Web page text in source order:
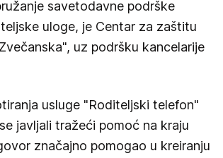
savetodavne podrške
uloge, je Centar za zaštitu
uz podršku kancelarije
usluge "Roditeljski telefon"
javljali tražeći pomoć na kraju
značajno pomogao u kreiranju